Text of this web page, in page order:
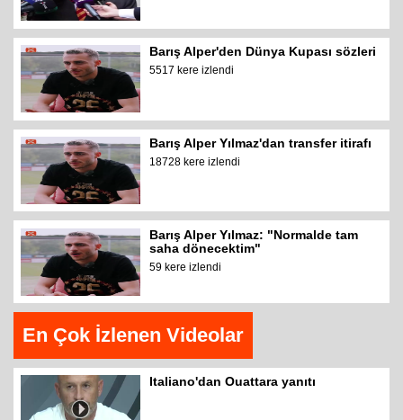
Barış Alper'den Dünya Kupası sözleri
5517 kere izlendi
Barış Alper Yılmaz'dan transfer itirafı
18728 kere izlendi
Barış Alper Yılmaz: "Normalde tam
saha dönecektim"
59 kere izlendi
En Çok İzlenen Videolar
Italiano'dan Ouattara yanıtı